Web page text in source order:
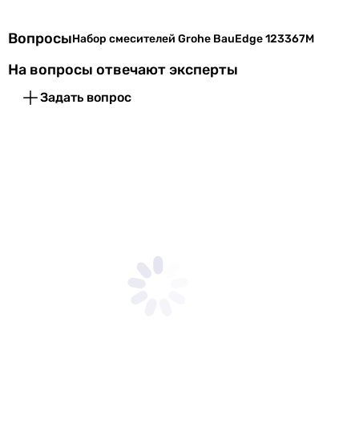
вытяжной
вытяжной
вытяжной
вытяжной
аэратор, с донным клапаном
ВопросыНабор смесителей Grohe BauEdge 123367M
На вопросы отвечают эксперты
Задать вопрос